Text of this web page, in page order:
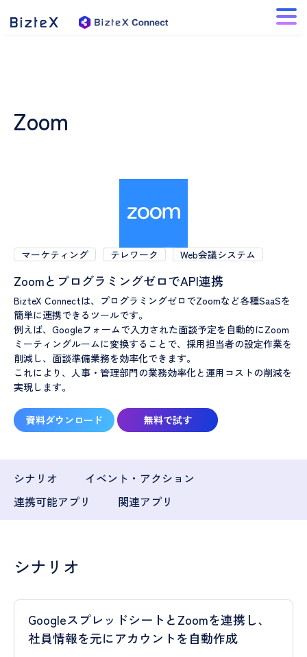
Zoom
マーケティング テレワーク Web会議システム
ZoomとプログラミングゼロでAPI連携
BizteX Connectは、プログラミングゼロでZoomなど各種SaaSを
簡単に連携できるツールです。
例えば、Googleフォームで入力された面談予定を自動的にZoom
ミーティングルームに変換することで、採用担当者の設定作業を
削減し、面談準備業務を効率化できます。
これにより、人事・管理部門の業務効率化と運用コストの削減を
実現します。
資料ダウンロード 無料で試す
シナリオ
イベント・アクション
連携可能アプリ
関連アプリ
シナリオ
GoogleスプレッドシートとZoomを連携し、
社員情報を元にアカウントを自動作成